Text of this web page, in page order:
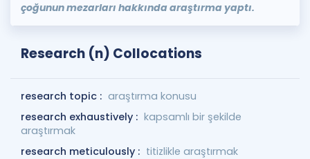
çoğunun mezarları hakkında araştırma yaptı.
Research (n) Collocations
research topic : araştırma konusu
research exhaustively : kapsamlı bir şekilde
araştırmak
research meticulously : titizlikle araştırmak